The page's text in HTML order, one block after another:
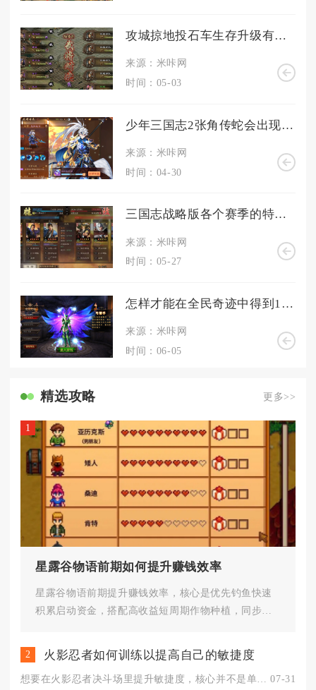
攻城掠地投石车生存升级有哪些关键因素
来源：米咔网
时间：05-03
少年三国志2张角传蛇会出现在哪里
来源：米咔网
时间：04-30
三国志战略版各个赛季的特点有何区别
来源：米咔网
时间：05-27
怎样才能在全民奇迹中得到11阶
来源：米咔网
时间：06-05
精选攻略 更多>>
1
星露谷物语前期如何提升赚钱效率
星露谷物语前期提升赚钱效率，核心是优先钓鱼快速
积累启动资金，搭配高收益短周期作物种植，同步下
2 火影忍者如何训练以提高自己的敏捷度
想要在火影忍者决斗场里提升敏捷度，核心并不是单纯加快点击屏幕... 07-31